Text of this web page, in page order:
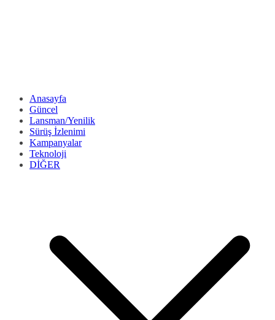
Anasayfa
Güncel
Lansman/Yenilik
Sürüş İzlenimi
Kampanyalar
Teknoloji
DİĞER